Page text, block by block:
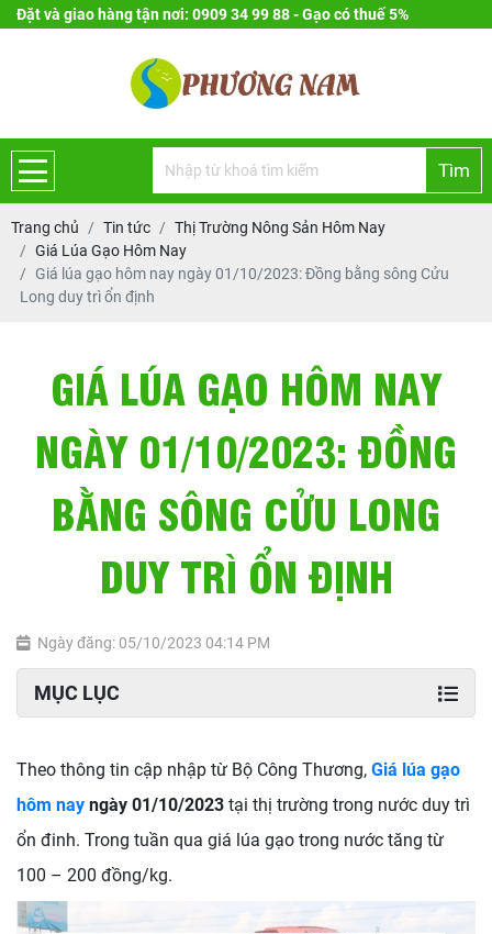
Đặt và giao hàng tận nơi: 0909 34 99 88 - Gạo có thuế 5%
Tìm
Trang chủ Tin tức
Thị Trường Nông Sản Hôm Nay
Giá Lúa Gạo Hôm Nay
Giá lúa gạo hôm nay ngày 01/10/2023: Đồng bằng sông Cửu
Long duy trì ổn định
GIÁ LÚA GẠO HÔM NAY
NGÀY 01/10/2023: ĐỒNG
BẰNG SÔNG CỬU LONG
DUY TRÌ ỔN ĐỊNH
Ngày đăng: 05/10/2023 04:14 PM
MỤC LỤC
Theo thông tin cập nhập từ Bộ Công Thương, Giá lúa gạo
hôm nay ngày 01/10/2023 tại thị trường trong nước duy trì
ổn đinh. Trong tuần qua giá lúa gạo trong nước tăng từ
100 – 200 đồng/kg.